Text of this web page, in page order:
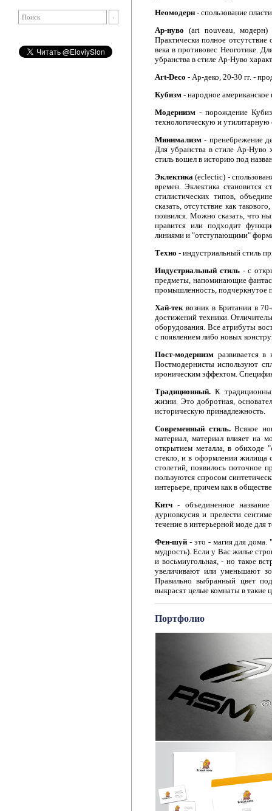
Неомодерн - спользование
Ар-нуво (art nouveau, модерн)
Практически полное
века в противовес Неоготике.
убранства в стиле Ар-Нуво
Аrt-Deco - Ар-деко, 20-30 гг. -
Кубизм - народное
Модернизм - порождение
технологическую и утилитарную
Минимализм - пренебрежение
Для убранства в стиле Ар-Нуво
стиль вошел в историю под
Эклектика (есlесtiс) -
времен. Эклектика становится
стилистических типов,
сказать, отсутствие как
появился. Можно сказать, что
нравится или подходит
линиями и "отступающими"
Техно - индустриальный стиль
Индустриальный стиль- с
предметы, напоминающие
промышленность, подчеркнутое
Хай-теквозник в Британии в
достижений техники.
оборудования. Все атрибуты
с появлением либо новых
Пост-модернизм развивается
Постмодернисты используют
ироническим эффектом.
Традиционный.К
жизни. Это добротная,
историческую принадлежность.
Современный стиль.Всякое
материал, материал влияет на
открытием металла, в обиходе
стекло, и в оформлении жилища
столетий, появилось поточное
пользуются спросом
интерьере, причем как в
Китч - объединенное
дурновкусия и прелести
течение в интерьерной моде для
Фен-шуй - это - магия для дома.
мудрость). Если у Вас жилье
и восьмиугольная, - но такое
увеличивают или уменьшают
Правильно выбранный цвет
выкрасят целые комнаты в такие
Портфолио